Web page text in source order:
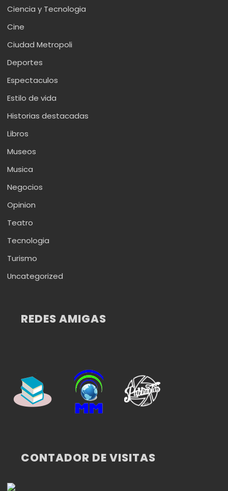
Ciencia y Tecnologia
Cine
Ciudad Metropoli
Deportes
Espectaculos
Estilo de vida
Historias destacadas
Libros
Museos
Musica
Negocios
Opinion
Teatro
Tecnologia
Turismo
Uncategorized
REDES AMIGAS
CONTADOR DE VISITAS